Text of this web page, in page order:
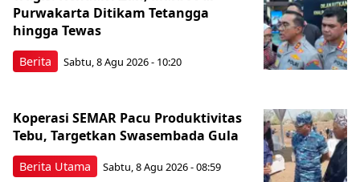
Berita
Purwakarta Ditikam Tetangga
hingga Tewas
Sabtu, 8 Agu 2026 - 10:20
Berita Utama
Koperasi SEMAR Pacu Produktivitas
Tebu, Targetkan Swasembada Gula
Sabtu, 8 Agu 2026 - 08:59